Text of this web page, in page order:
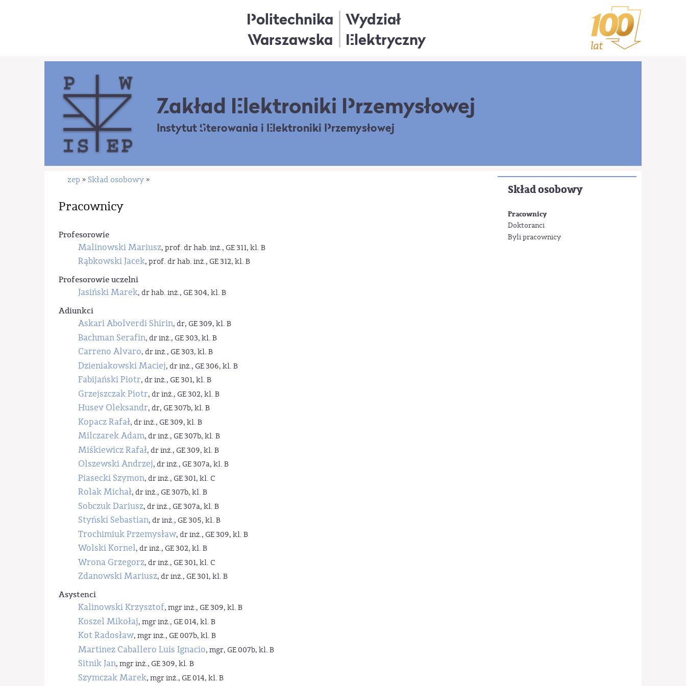
Politechnika
Warszawska
Wydział
Elektryczny
Zakład Elektroniki Przemysłowej
Instytut Sterowania i Elektroniki Przemysłowej
Skład osobowy
Pracownicy
Doktoranci
Byli pracownicy
zep » Skład osobowy »
Pracownicy
Profesorowie
Malinowski Mariusz, prof. dr hab. inż., GE 311, kl. B
Rąbkowski Jacek, prof. dr hab. inż., GE 312, kl. B
Profesorowie uczelni
Jasiński Marek, dr hab. inż., GE 304, kl. B
Adiunkci
Askari Abolverdi Shirin, dr, GE 309, kl. B
Bachman Serafin, dr inż., GE 303, kl. B
Carreno Alvaro, dr inż., GE 303, kl. B
Dzieniakowski Maciej, dr inż., GE 306, kl. B
Fabijański Piotr, dr inż., GE 301, kl. B
Grzejszczak Piotr, dr inż., GE 302, kl. B
Husev Oleksandr, dr, GE 307b, kl. B
Kopacz Rafał, dr inż., GE 309, kl. B
Milczarek Adam, dr inż., GE 307b, kl. B
Miśkiewicz Rafał, dr inż., GE 309, kl. B
Olszewski Andrzej, dr inż., GE 307a, kl. B
Piasecki Szymon, dr inż., GE 301, kl. C
Rolak Michał, dr inż., GE 307b, kl. B
Sobczuk Dariusz, dr inż., GE 307a, kl. B
Styński Sebastian, dr inż., GE 305, kl. B
Trochimiuk Przemysław, dr inż., GE 309, kl. B
Wolski Kornel, dr inż., GE 302, kl. B
Wrona Grzegorz, dr inż., GE 301, kl. C
Zdanowski Mariusz, dr inż., GE 301, kl. B
Asystenci
Kalinowski Krzysztof, mgr inż., GE 309, kl. B
Koszel Mikołaj, mgr inż., GE 014, kl. B
Kot Radosław, mgr inż., GE 007b, kl. B
Martinez Caballero Luis Ignacio, mgr, GE 007b, kl. B
Sitnik Jan, mgr inż., GE 309, kl. B
Szymczak Marek, mgr inż., GE 014, kl. B